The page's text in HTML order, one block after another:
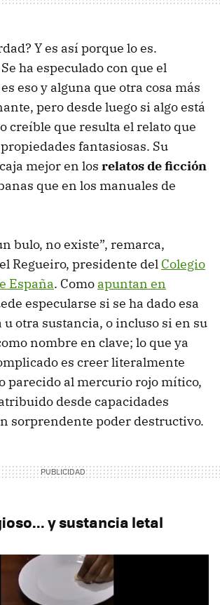
Y es así porque lo es.
ha especulado con que el
eso y alguna que otra cosa más
pero desde luego si algo está
creíble que resulta el relato que
fantasiosas. Su
mejor en los relatos de ficción
que en los manuales de
bulo, no existe”, remarca,
Regueiro, presidente del Colegio
España. Como apuntan en
especularse si se ha dado esa
u otra sustancia, o incluso si en su
nombre en clave; lo que ya
es creer literalmente
parecido al mercurio rojo mítico,
desde capacidades
sorprendente poder destructivo.
y sustancia letal